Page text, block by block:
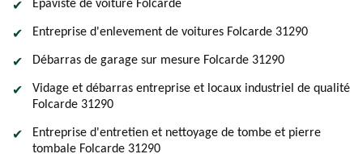
Epaviste de voiture Folcarde
Entreprise d'enlevement de voitures Folcarde 31290
Débarras de garage sur mesure Folcarde 31290
Vidage et débarras entreprise et locaux industriel de qualité
Folcarde 31290
Entreprise d'entretien et nettoyage de tombe et pierre
tombale Folcarde 31290